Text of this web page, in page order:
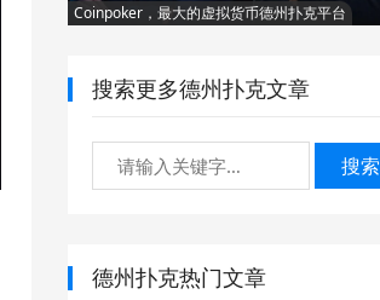
Coinpoker，最大的虚拟货币德州扑克平台
搜索更多德州扑克文章
搜索
德州扑克热门文章